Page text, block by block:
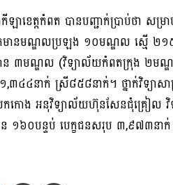
ាខេត្តកំពត បានបញ្ជាក់ប្រាប់ថា សម្
មណ្ឌលប្រឡង ១០មណ្ឌល ស្មើ ២១៥
មាន ៣មណ្ឌល (វិទ្យាល័យកំពតក្រុង ២
៤៤នាក់ ស្រី៨៥៨នាក់។ ថ្នាក់វិទ្យាស
កកោង អនុវិទ្យាល័យហ៊ុនសែនជុំគ្រៀល
១៦០បន្ទប់ បេក្ខជនសរុប ៣,៩៧៣ន